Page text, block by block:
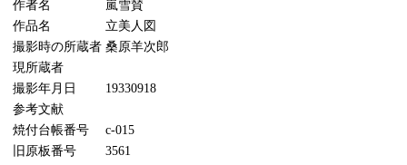
作者名
嵐雪賛
作品名
立美人図
撮影時の所蔵者 桑原羊次郎
現所蔵者
撮影年月日
19330918
参考文献
焼付台帳番号
c-015
旧原板番号
3561